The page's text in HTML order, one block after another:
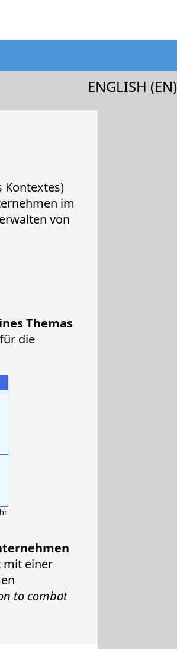
ENGLISH (EN)
Kontextes)
im
von
Themas
die
mit einer
to combat